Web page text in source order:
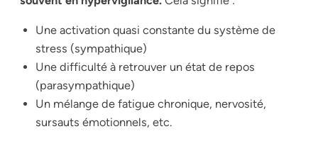
Une activation quasi constante du système de
stress (sympathique)
Une difficulté à retrouver un état de repos
(parasympathique)
Un mélange de fatigue chronique, nervosité,
sursauts émotionnels, etc.